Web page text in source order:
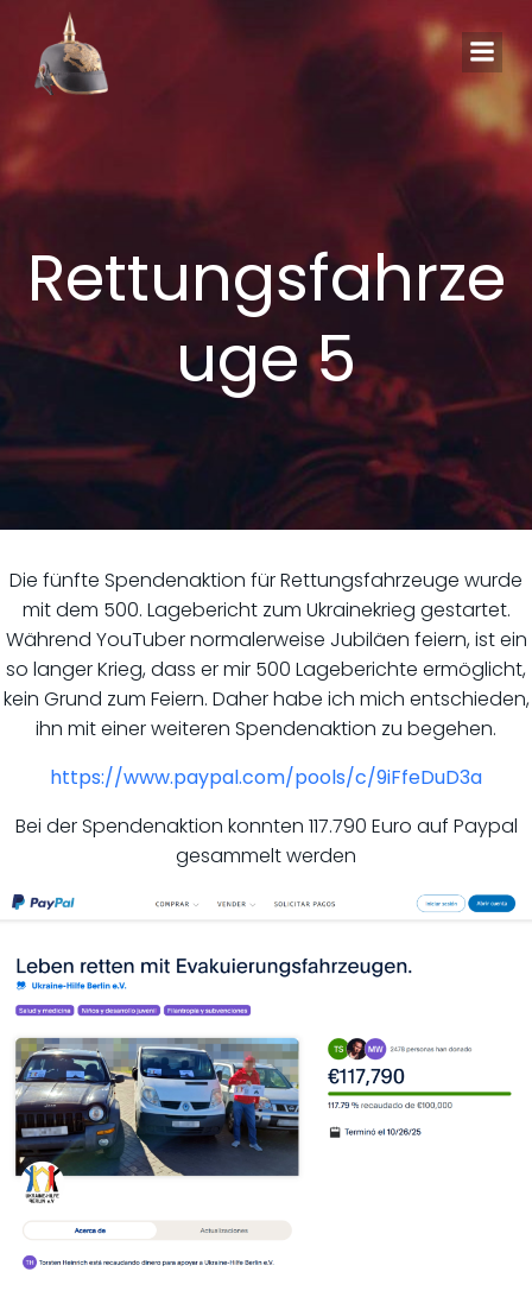
springen
Rettungsfahrze
uge 5
Die fünfte Spendenaktion für Rettungsfahrzeuge wurde
mit dem 500. Lagebericht zum Ukrainekrieg gestartet.
Während YouTuber normalerweise Jubiläen feiern, ist ein
so langer Krieg, dass er mir 500 Lageberichte ermöglicht,
kein Grund zum Feiern. Daher habe ich mich entschieden,
ihn mit einer weiteren Spendenaktion zu begehen.
https://www.paypal.com/pools/c/9iFfeDuD3a
Bei der Spendenaktion konnten 117.790 Euro auf Paypal
gesammelt werden